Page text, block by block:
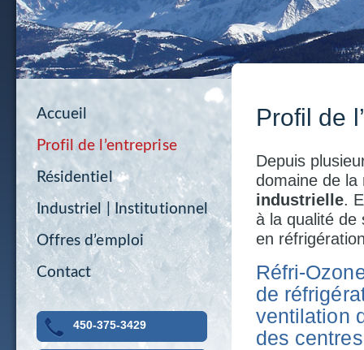
Accueil
Profil de l’entreprise
Résidentiel
Industriel | Institutionnel
Offres d’emploi
Contact
450-375-3429
Profil de
Depuis
domaine de la
industrielle.
à la qualité de
en
Réfri-
de
ventilation
des